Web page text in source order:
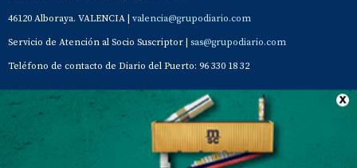
46120 Alboraya. VALENCIA | valencia@grupodiario.com
Servicio de Atención al Socio Suscriptor | sas@grupodiario.com
Teléfono de contacto de Diario del Puerto: 96 330 18 32
Contacto Aviso Legal Quiénes somos Política de privacidad